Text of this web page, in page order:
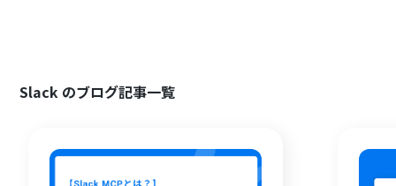
Slack のブログ記事一覧